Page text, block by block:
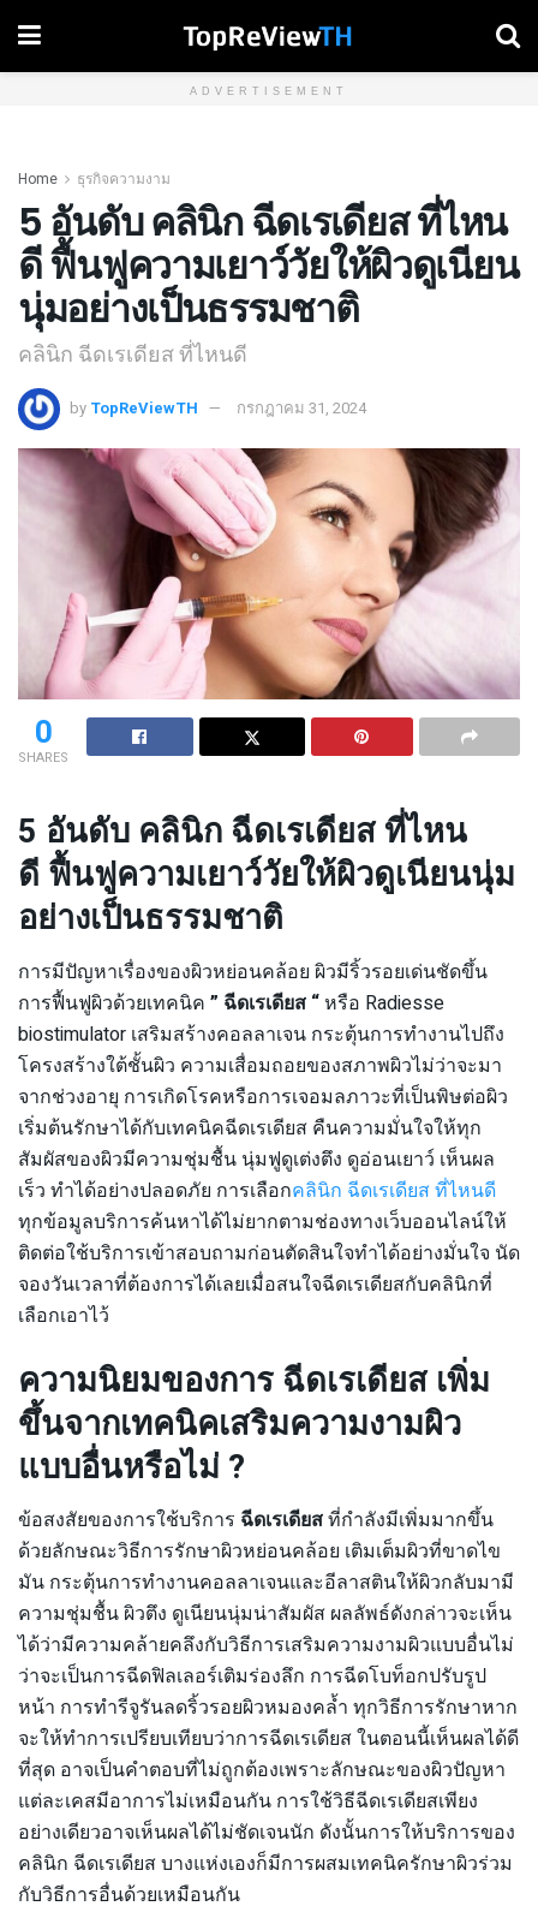
ADVERTISEMENT
Home ธุรกิจความงาม
5 อันดับ คลินิก ฉีดเรเดียส ที่ไหน
ดี ฟื้นฟูความเยาว์วัยให้ผิวดูเนียน
นุ่มอย่างเป็นธรรมชาติ
คลินิก ฉีดเรเดียส ที่ไหนดี
by TopReViewTH กรกฎาคม 31, 2024
0
SHARES
5 อันดับ คลินิก ฉีดเรเดียส ที่ไหน
ดี ฟื้นฟูความเยาว์วัยให้ผิวดูเนียนนุ่ม
อย่างเป็นธรรมชาติ
การมีปัญหาเรื่องของผิวหย่อนคล้อย ผิวมีริ้วรอยเด่นชัดขึ้น
การฟื้นฟูผิวด้วยเทคนิค ” ฉีดเรเดียส “หรือ Radiesse
biostimulator เสริมสร้างคอลลาเจน กระตุ้นการทำงานไปถึง
โครงสร้างใต้ชั้นผิว ความเสื่อมถอยของสภาพผิวไม่ว่าจะมา
จากช่วงอายุ การเกิดโรคหรือการเจอมลภาวะที่เป็นพิษต่อผิว
เริ่มต้นรักษาได้กับเทคนิคฉีดเรเดียส คืนความมั่นใจให้ทุก
สัมผัสของผิวมีความชุ่มชื้น นุ่มฟูดูเต่งตึง ดูอ่อนเยาว์ เห็นผล
เร็ว ทำได้อย่างปลอดภัย การเลือกคลินิก ฉีดเรเดียส ที่ไหนดี
ทุกข้อมูลบริการค้นหาได้ไม่ยากตามช่องทางเว็บออนไลน์ให้
ติดต่อใช้บริการเข้าสอบถามก่อนตัดสินใจทำได้อย่างมั่นใจ นัด
จองวันเวลาที่ต้องการได้เลยเมื่อสนใจฉีดเรเดียสกับคลินิกที่
เลือกเอาไว้
ความนิยมของการ ฉีดเรเดียส เพิ่ม
ขึ้นจากเทคนิคเสริมความงามผิว
แบบอื่นหรือไม่ ?
ข้อสงสัยของการใช้บริการ ฉีดเรเดียสที่กำลังมีเพิ่มมากขึ้น
ด้วยลักษณะวิธีการรักษาผิวหย่อนคล้อย เติมเต็มผิวที่ขาดไข
มัน กระตุ้นการทำงานคอลลาเจนและอีลาสตินให้ผิวกลับมามี
ความชุ่มชื้น ผิวตึง ดูเนียนนุ่มน่าสัมผัส ผลลัพธ์ดังกล่าวจะเห็น
ได้ว่ามีความคล้ายคลึงกับวิธีการเสริมความงามผิวแบบอื่นไม่
ว่าจะเป็นการฉีดฟิลเลอร์เติมร่องลึก การฉีดโบท็อกปรับรูป
หน้า การทำรีจูรันลดริ้วรอยผิวหมองคล้ำ ทุกวิธีการรักษาหาก
จะให้ทำการเปรียบเทียบว่าการฉีดเรเดียส ในตอนนี้เห็นผลได้ดี
ที่สุด อาจเป็นคำตอบที่ไม่ถูกต้องเพราะลักษณะของผิวปัญหา
แต่ละเคสมีอาการไม่เหมือนกัน การใช้วิธีฉีดเรเดียสเพียง
อย่างเดียวอาจเห็นผลได้ไม่ชัดเจนนัก ดังนั้นการให้บริการของ
คลินิก ฉีดเรเดียส บางแห่งเองก็มีการผสมเทคนิครักษาผิวร่วม
กับวิธีการอื่นด้วยเหมือนกัน